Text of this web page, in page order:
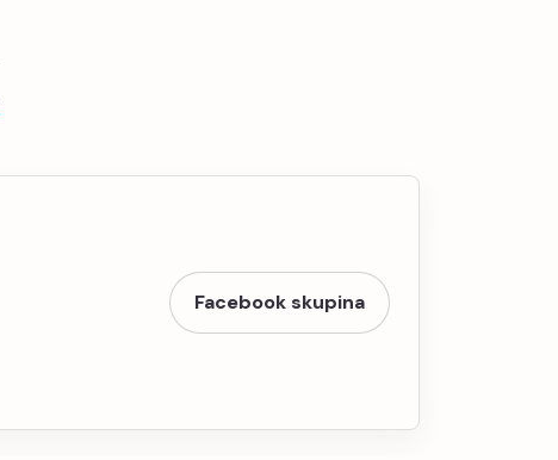
Facebook skupina